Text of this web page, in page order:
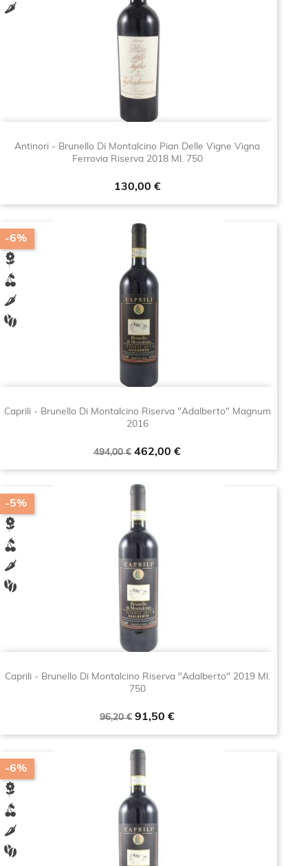
Antinori - Brunello Di Montalcino Pian Delle Vigne Vigna
Ferrovia Riserva 2018 Ml. 750
Prezzo
130,00 €
Caprili - Brunello Di Montalcino Riserva "Adalberto" Magnum
2016
Prezzo
494,00 € Prezzo
462,00 €
-6%
Caprili - Brunello Di Montalcino Riserva "Adalberto" 2019 Ml.
750
Prezzo
96,20 € Prezzo
91,50 €
-5%
-6%